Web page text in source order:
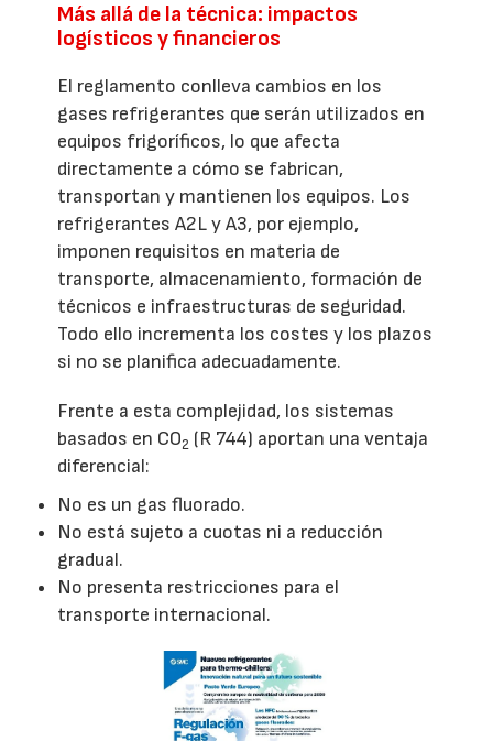
Más allá de la técnica: impactos
logísticos y financieros
El reglamento conlleva cambios en los
gases refrigerantes que serán utilizados en
equipos frigoríficos, lo que afecta
directamente a cómo se fabrican,
transportan y mantienen los equipos. Los
refrigerantes A2L y A3, por ejemplo,
imponen requisitos en materia de
transporte, almacenamiento, formación de
técnicos e infraestructuras de seguridad.
Todo ello incrementa los costes y los plazos
si no se planifica adecuadamente.
Frente a esta complejidad, los sistemas
basados en CO2 (R 744) aportan una ventaja
diferencial:
No es un gas fluorado.
No está sujeto a cuotas ni a reducción
gradual.
No presenta restricciones para el
transporte internacional.